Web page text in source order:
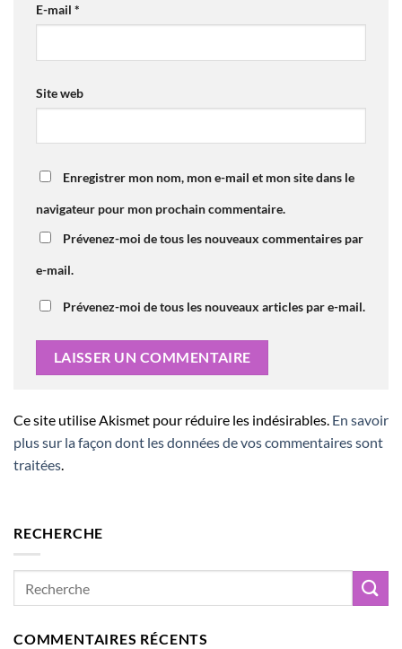
E-mail *
Site web
Enregistrer mon nom, mon e-mail et mon site dans le
navigateur pour mon prochain commentaire.
Prévenez-moi de tous les nouveaux commentaires par
e-mail.
Prévenez-moi de tous les nouveaux articles par e-mail.
Ce site utilise Akismet pour réduire les indésirables. En savoir
plus sur la façon dont les données de vos commentaires sont
traitées
RECHERCHE
COMMENTAIRES RÉCENTS